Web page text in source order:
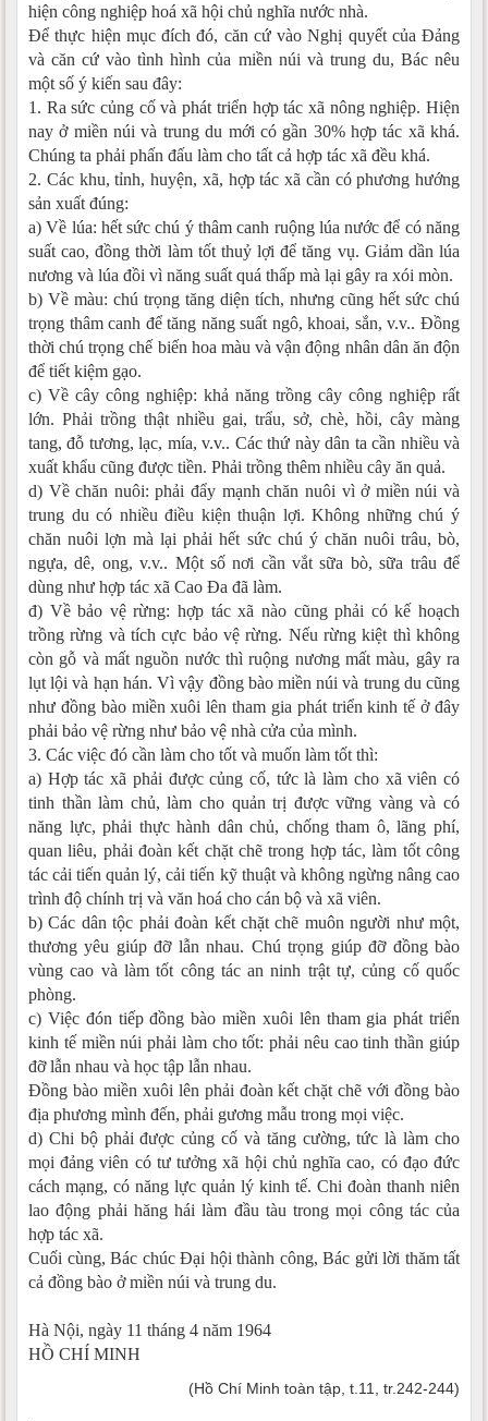
hiện công nghiệp hoá xã hội chủ nghĩa nước nhà.
Để thực hiện mục đích đó, căn cứ vào Nghị quyết của Đảng
và căn cứ vào tình hình của miền núi và trung du, Bác nêu
một số ý kiến sau đây:
1. Ra sức củng cố và phát triển hợp tác xã nông nghiệp. Hiện
nay ở miền núi và trung du mới có gần 30% hợp tác xã khá.
Chúng ta phải phấn đấu làm cho tất cả hợp tác xã đều khá.
2. Các khu, tỉnh, huyện, xã, hợp tác xã cần có phương hướng
sản xuất đúng:
a) Về lúa: hết sức chú ý thâm canh ruộng lúa nước để có năng
suất cao, đồng thời làm tốt thuỷ lợi để tăng vụ. Giảm dần lúa
nương và lúa đồi vì năng suất quá thấp mà lại gây ra xói mòn.
b) Về màu: chú trọng tăng diện tích, nhưng cũng hết sức chú
trọng thâm canh để tăng năng suất ngô, khoai, sắn, v.v.. Đồng
thời chú trọng chế biến hoa màu và vận động nhân dân ăn độn
để tiết kiệm gạo.
c) Về cây công nghiệp: khả năng trồng cây công nghiệp rất
lớn. Phải trồng thật nhiều gai, trẩu, sở, chè, hồi, cây màng
tang, đỗ tương, lạc, mía, v.v.. Các thứ này dân ta cần nhiều và
xuất khẩu cũng được tiền. Phải trồng thêm nhiều cây ăn quả.
d) Về chăn nuôi: phải đẩy mạnh chăn nuôi vì ở miền núi và
trung du có nhiều điều kiện thuận lợi. Không những chú ý
chăn nuôi lợn mà lại phải hết sức chú ý chăn nuôi trâu, bò,
ngựa, dê, ong, v.v.. Một số nơi cần vắt sữa bò, sữa trâu để
dùng như hợp tác xã Cao Đa đã làm.
đ) Về bảo vệ rừng: hợp tác xã nào cũng phải có kế hoạch
trồng rừng và tích cực bảo vệ rừng. Nếu rừng kiệt thì không
còn gỗ và mất nguồn nước thì ruộng nương mất màu, gây ra
lụt lội và hạn hán. Vì vậy đồng bào miền núi và trung du cũng
như đồng bào miền xuôi lên tham gia phát triển kinh tế ở đây
phải bảo vệ rừng như bảo vệ nhà cửa của mình.
3. Các việc đó cần làm cho tốt và muốn làm tốt thì:
a) Hợp tác xã phải được củng cố, tức là làm cho xã viên có
tinh thần làm chủ, làm cho quản trị được vững vàng và có
năng lực, phải thực hành dân chủ, chống tham ô, lãng phí,
quan liêu, phải đoàn kết chặt chẽ trong hợp tác, làm tốt công
tác cải tiến quản lý, cải tiến kỹ thuật và không ngừng nâng cao
trình độ chính trị và văn hoá cho cán bộ và xã viên.
b) Các dân tộc phải đoàn kết chặt chẽ muôn người như một,
thương yêu giúp đỡ lẫn nhau. Chú trọng giúp đỡ đồng bào
vùng cao và làm tốt công tác an ninh trật tự, củng cố quốc
phòng.
c) Việc đón tiếp đồng bào miền xuôi lên tham gia phát triển
kinh tế miền núi phải làm cho tốt: phải nêu cao tinh thần giúp
đỡ lẫn nhau và học tập lẫn nhau.
Đồng bào miền xuôi lên phải đoàn kết chặt chẽ với đồng bào
địa phương mình đến, phải gương mẫu trong mọi việc.
d) Chi bộ phải được củng cố và tăng cường, tức là làm cho
mọi đảng viên có tư tưởng xã hội chủ nghĩa cao, có đạo đức
cách mạng, có năng lực quản lý kinh tế. Chi đoàn thanh niên
lao động phải hăng hái làm đầu tàu trong mọi công tác của
hợp tác xã.
Cuối cùng, Bác chúc Đại hội thành công, Bác gửi lời thăm tất
cả đồng bào ở miền núi và trung du.
Hà Nội, ngày 11 tháng 4 năm 1964
HỒ CHÍ MINH
(Hồ Chí Minh toàn tập, t.11, tr.242-244)